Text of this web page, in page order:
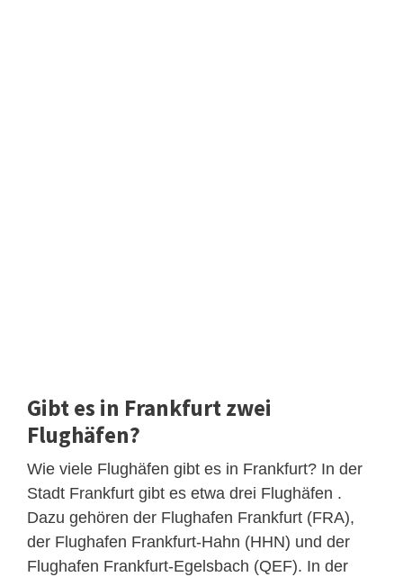
Gibt es in Frankfurt zwei
Flughäfen?
Wie viele Flughäfen gibt es in Frankfurt? In der
Stadt Frankfurt gibt es etwa drei Flughäfen .
Dazu gehören der Flughafen Frankfurt (FRA),
der Flughafen Frankfurt-Hahn (HHN) und der
Flughafen Frankfurt-Egelsbach (QEF). In der